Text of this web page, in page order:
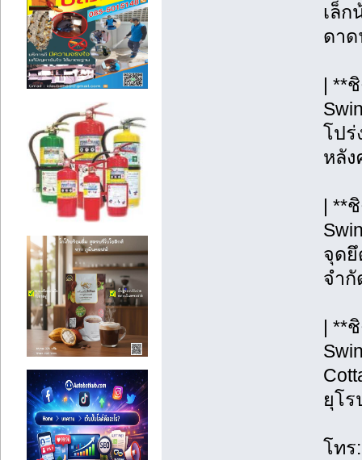
เล็ก
ดา
| **
โปร่
หลัง
|
จุด
จำกั
| **
ยุโ
โทร